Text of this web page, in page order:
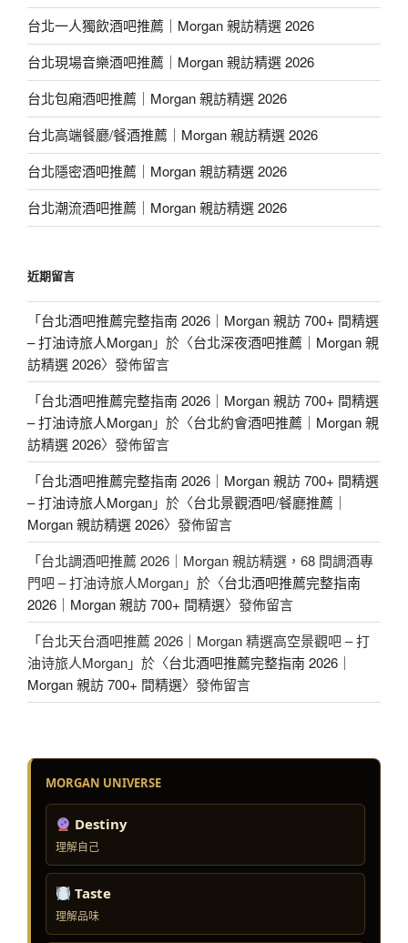
台北一人獨飲酒吧推薦｜Morgan 親訪精選 2026
台北現場音樂酒吧推薦｜Morgan 親訪精選 2026
台北包廂酒吧推薦｜Morgan 親訪精選 2026
台北高端餐廳/餐酒推薦｜Morgan 親訪精選 2026
台北隱密酒吧推薦｜Morgan 親訪精選 2026
台北潮流酒吧推薦｜Morgan 親訪精選 2026
近期留言
「台北酒吧推薦完整指南 2026｜Morgan 親訪 700+ 間精選
– 打油诗旅人Morgan」於〈台北深夜酒吧推薦｜Morgan 親
訪精選 2026〉發佈留言
「台北酒吧推薦完整指南 2026｜Morgan 親訪 700+ 間精選
– 打油诗旅人Morgan」於〈台北約會酒吧推薦｜Morgan 親
訪精選 2026〉發佈留言
「台北酒吧推薦完整指南 2026｜Morgan 親訪 700+ 間精選
– 打油诗旅人Morgan」於〈台北景觀酒吧/餐廳推薦｜
Morgan 親訪精選 2026〉發佈留言
「台北調酒吧推薦 2026｜Morgan 親訪精選，68 間調酒專
門吧 – 打油诗旅人Morgan」於〈台北酒吧推薦完整指南
2026｜Morgan 親訪 700+ 間精選〉發佈留言
「台北天台酒吧推薦 2026｜Morgan 精選高空景觀吧 – 打
油诗旅人Morgan」於〈台北酒吧推薦完整指南 2026｜
Morgan 親訪 700+ 間精選〉發佈留言
MORGAN UNIVERSE
Destiny
理解自己
Taste
理解品味